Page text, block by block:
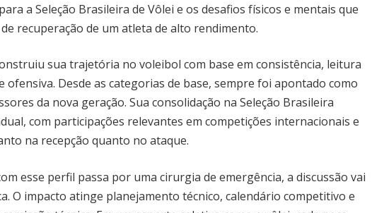
a Seleção Brasileira de Vôlei e os desafios físicos e mentais que
recuperação de um atleta de alto rendimento.
sua trajetória no voleibol com base em consistência, leitura
ofensiva. Desde as categorias de base, sempre foi apontado como
da nova geração. Sua consolidação na Seleção Brasileira
com participações relevantes em competições internacionais e
na recepção quanto no ataque.
esse perfil passa por uma cirurgia de emergência, a discussão vai
O impacto atinge planejamento técnico, calendário competitivo e